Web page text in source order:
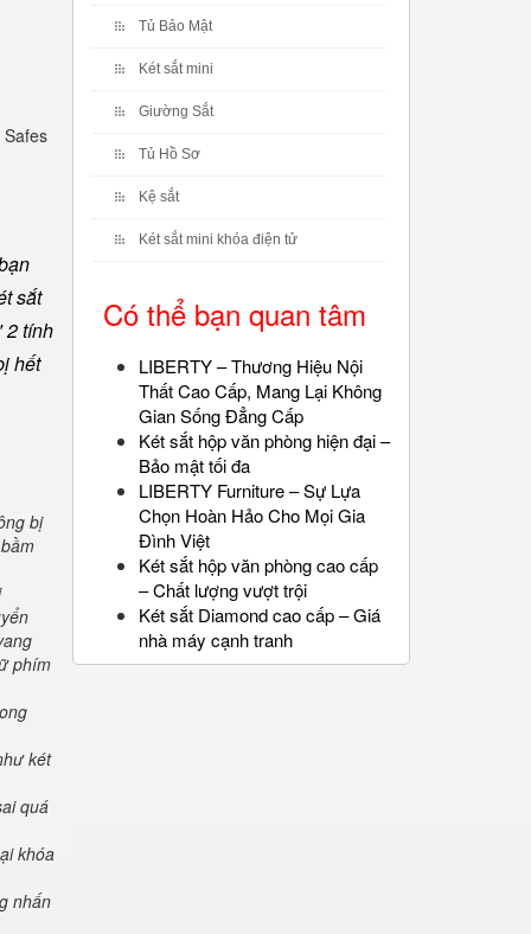
sắt
2 tính
hết
bị
phím
két
quá
khóa
nhấn
Tủ Bảo Mật
Két sắt mini
Giường Sắt
Tủ Hồ Sơ
Kệ sắt
Két sắt mini khóa điện tử
Có thể bạn quan tâm
LIBERTY – Thương Hiệu Nội
Thất Cao Cấp, Mang Lại Không
Gian Sống Đẳng Cấp
Két sắt hộp văn phòng hiện đại –
Bảo mật tối đa
LIBERTY Furniture – Sự Lựa
Chọn Hoàn Hảo Cho Mọi Gia
Đình Việt
Két sắt hộp văn phòng cao cấp
– Chất lượng vượt trội
Két sắt Diamond cao cấp – Giá
nhà máy cạnh tranh